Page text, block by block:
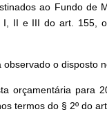
ao Fundo de
II e III do art.
o disposto
orçamentária para
termos do § 2º do